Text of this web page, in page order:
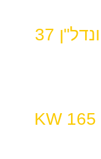
אלף אלף שיווק ונדל"ן 37